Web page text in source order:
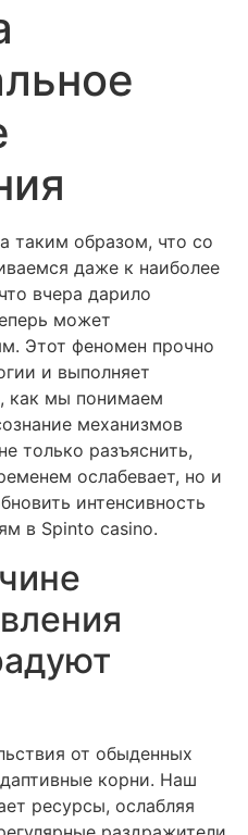
таким образом, что со
даже к наиболее
вчера дарило
может
Этот феномен прочно
и выполняет
как мы понимаем
механизмов
только разъяснить,
ослабевает, но и
интенсивность
в Spinto casino.
от обыденных
корни. Наш
ресурсы, ослабляя